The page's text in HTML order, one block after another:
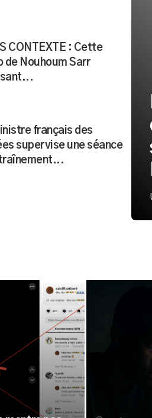
CONTEXTE : Cette
de Nouhoum Sarr
français des
supervise une séance